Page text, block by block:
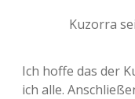
Kuzorra
Ich hoffe das der
ich alle.